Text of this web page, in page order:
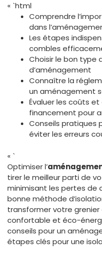
« `html
Comprendre
dans
Les étapes
combles
Choisir le bon type
d’aménagement
Connaître la
un aménagement
Évaluer les coûts
financement pour
Conseils pratiques
éviter les erreurs
« `
Optimiser l’
tirer le meilleur parti de
minimisant les pertes de
bonne méthode
transformer votre grenier
confortable et éco-
conseils pour un
étapes clés pour une